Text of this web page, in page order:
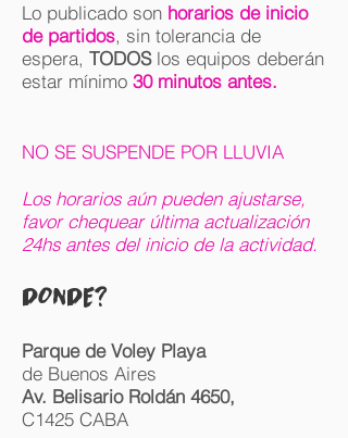
Lo publicado son horarios de inicio
de partidos, sin tolerancia de
espera, TODOS los equipos deberán
estar mínimo 30 minutos antes.
NO SE SUSPENDE POR LLUVIA
Los horarios aún pueden ajustarse,
favor chequear última actualización
24hs antes del inicio de la actividad.
DONDE?
Parque de Voley Playa
de Buenos Aires
Av. Belisario Roldán 4650,
C1425 CABA